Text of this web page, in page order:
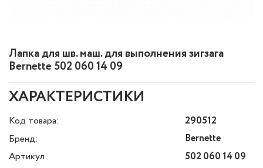
Лапка для шв. маш. для выполнения зигзага
Bernette 502 060 14 09
ХАРАКТЕРИСТИКИ
Код товара:
290512
Бренд:
Bernette
Артикул:
502 060 14 09